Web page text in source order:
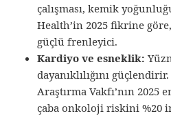
çalışması, kemik
Health’in 2025 fikrine
güçlü frenleyici.
Kardiyo ve esneklik:
dayanıklılığını
Araştırma Vakfı’nın
çaba onkoloji riskini %20